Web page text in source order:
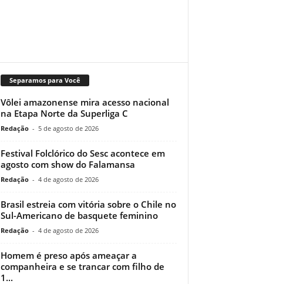
Separamos para Você
Vôlei amazonense mira acesso nacional
na Etapa Norte da Superliga C
Redação - 5 de agosto de 2026
Festival Folclórico do Sesc acontece em
agosto com show do Falamansa
Redação - 4 de agosto de 2026
Brasil estreia com vitória sobre o Chile no
Sul-Americano de basquete feminino
Redação - 4 de agosto de 2026
Homem é preso após ameaçar a
companheira e se trancar com filho de
1...